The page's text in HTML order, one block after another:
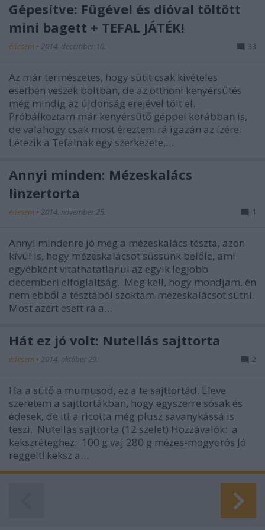
Gépesítve: Fügével és dióval töltött
mini bagett + TEFAL JÁTÉK!
édesem • 2014. december 10. 33
Az már természetes, hogy sütit csak kivételes
esetben veszek boltban, de az otthoni kenyérsütés
még mindig az újdonság erejével tölt el.
Próbálkoztam már kenyérsütő géppel korábban is,
de valahogy csak most éreztem rá igazán az ízére.
Létezik a Tefalnak egy szerkezete,…
Annyi minden: Mézeskalács
linzertorta
édesem • 2014. november 25. 1
Annyi mindenre jó még a mézeskalács tészta, azon
kívül is, hogy mézeskalácsot süssünk belőle, ami
egyébként vitathatatlanul az egyik legjobb
decemberi elfoglaltság. Meg kell, hogy mondjam, én
nem ebből a tésztából szoktam mézeskalácsot sütni.
Most azért esett rá a…
Hát ez jó volt: Nutellás sajttorta
édesem • 2014. október 29. 2
Ha a sütő a mumusod, ez a te sajttortád. Eleve
szeretem a sajttortákban, hogy egyszerre sósak és
édesek, de itt a ricotta még plusz savanykássá is
teszi. Nutellás sajttorta (12 szelet) Hozzávalók: a
kekszréteghez: 100 g vaj 280 g mézes-mogyorós Jó
reggelt! keksz a…